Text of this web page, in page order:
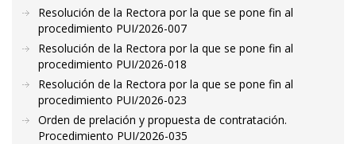
Resolución de la Rectora por la que se pone fin al
procedimiento PUI/2026-007
Resolución de la Rectora por la que se pone fin al
procedimiento PUI/2026-018
Resolución de la Rectora por la que se pone fin al
procedimiento PUI/2026-023
Orden de prelación y propuesta de contratación.
Procedimiento PUI/2026-035